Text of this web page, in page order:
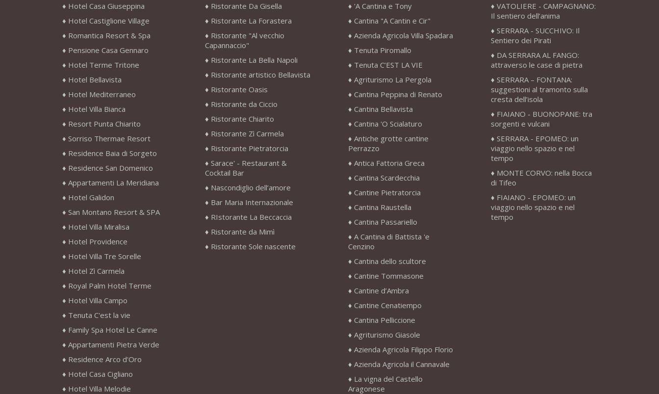
Hotel Casa Giuseppina
Hotel Castiglione Village
Romantica Resort & Spa
Pensione Casa Gennaro
Hotel Terme Tritone
Hotel Bellavista
Hotel Mediterraneo
Hotel Villa Bianca
Resort Punta Chiarito
Sorriso Thermae Resort
Residence Baia di Sorgeto
Residence San Domenico
Appartamenti La Meridiana
Hotel Galidon
San Montano Resort & SPA
Hotel Villa Miralisa
Hotel Providence
Hotel Villa Tre Sorelle
Hotel Zì Carmela
Royal Palm Hotel Terme
Hotel Villa Campo
Tenuta C'est la vie
Family Spa Hotel Le Canne
Appartamenti Pietra Verde
Residence Arco d'Oro
Hotel Casa Cigliano
Hotel Villa Melodie
Ristorante Da Gisella
Ristorante La Forastera
Ristorante "Al vecchio
Capannaccio"
Ristorante La Bella Napoli
Ristorante artistico Bellavista
Ristorante Oasis
Ristorante da Ciccio
Ristorante Chiarito
Ristorante Zì Carmela
Ristorante Pietratorcia
Sarace' - Restaurant &
Cocktail Bar
Nascondiglio dell’amore
Bar Maria Internazionale
RIstorante La Beccaccia
Ristorante da Mimì
Ristorante Sole nascente
'A Cantina e Tony
Cantina "A Cantin e Cir"
Azienda Agricola Villa Spadara
Tenuta Piromallo
Tenuta C’EST LA VIE
Agriturismo La Pergola
Cantina Peppina di Renato
Cantina Bellavista
Cantina 'O Scialaturo
Antiche grotte cantine
Perrazzo
Antica Fattoria Greca
Cantina Scardecchia
Cantine Pietratorcia
Cantina Raustella
Cantina Passariello
A Cantina di Battista 'e
Cenzino
Cantina dello scultore
Cantine Tommasone
Cantine d’Ambra
Cantine Cenatiempo
Cantina Pelliccione
Agriturismo Giasole
Azienda Agricola Filippo Florio
Azienda Agricola il Cannavale
La vigna del Castello
Aragonese
VATOLIERE - CAMPAGNANO:
Il sentiero dell’anima
SERRARA - SUCCHIVO: Il
Sentiero dei Pirati
DA SERRARA AL FANGO:
attraverso le case di pietra
SERRARA – FONTANA:
suggestioni al tramonto sulla
cresta dell’isola
FIAIANO - BUONOPANE: tra
sorgenti e vulcani
SERRARA - EPOMEO: un
viaggio nello spazio e nel
tempo
MONTE CORVO: nella Bocca
di Tifeo
FIAIANO - EPOMEO: un
viaggio nello spazio e nel
tempo